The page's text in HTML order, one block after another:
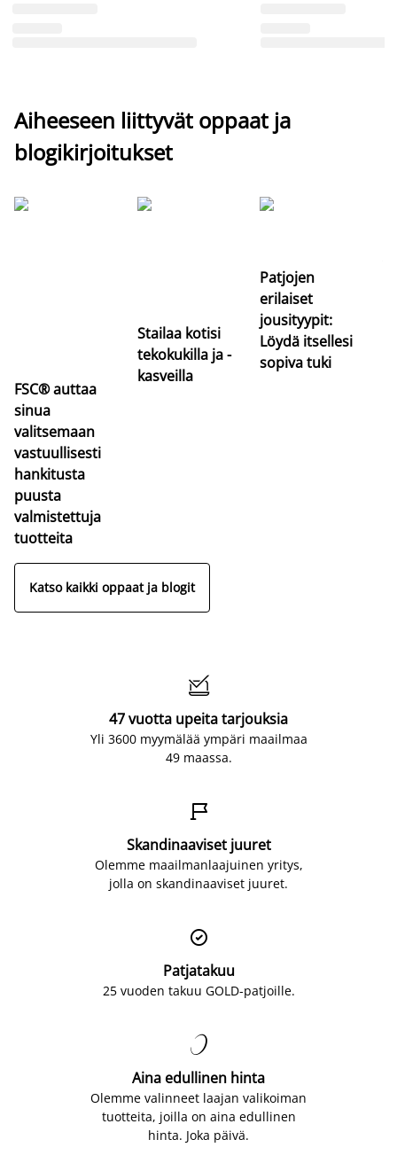
Aiheeseen liittyvät oppaat ja
blogikirjoitukset
FSC® auttaa
sinua
valitsemaan
vastuullisesti
hankitusta
puusta
valmistettuja
tuotteita
Stailaa kotisi
tekokukilla ja -
kasveilla
Patjojen
erilaiset
jousityypit:
Löydä itsellesi
sopiva tuki
Katso kaikki oppaat ja blogit

47 vuotta upeita tarjouksia
Yli 3600 myymälää ympäri maailmaa
49 maassa.

Skandinaaviset juuret
Olemme maailmanlaajuinen yritys,
jolla on skandinaaviset juuret.

Patjatakuu
25 vuoden takuu GOLD-patjoille.

Aina edullinen hinta
Olemme valinneet laajan valikoiman
tuotteita, joilla on aina edullinen
hinta. Joka päivä.